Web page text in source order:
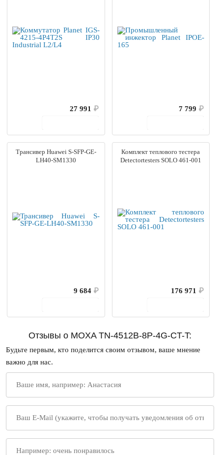
27 991 ₽
7 799 ₽
Трансивер Huawei S-SFP-GE-
LH40-SM1330
9 684 ₽
Комплект теплового тестера
Detectortesters SOLO 461-001
176 971 ₽
Отзывы о MOXA TN-4512B-8P-4G-CT-T:
Будьте первым, кто поделится своим отзывом, ваше мнение
важно для нас.